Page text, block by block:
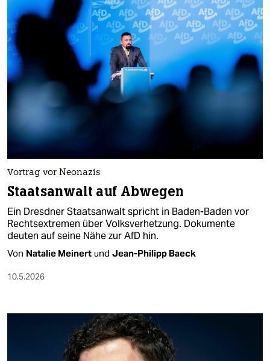
Vortrag vor Neonazis
Staatsanwalt auf Abwegen
Ein Dresdner Staatsanwalt spricht in Baden-Baden vor
Rechtsextremen über Volksverhetzung. Dokumente
deuten auf seine Nähe zur AfD hin.
Von Natalie Meinert und Jean-Philipp Baeck
10.5.2026